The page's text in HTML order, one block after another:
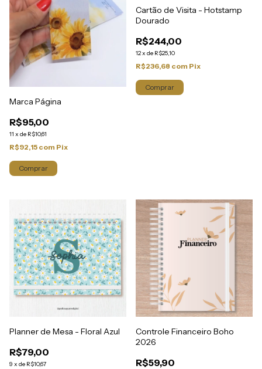
Marca Página
R$95,00
11 x de R$10,61
R$92,15 com Pix
Comprar
Cartão de Visita - Hotstamp
Dourado
R$244,00
12x de R$25,10
R$236,68 com Pix
Comprar
Planner de Mesa - Floral Azul
R$79,00
9 x de R$10,67
Controle Financeiro Boho
2026
R$59,90